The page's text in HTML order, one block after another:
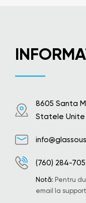
8605 Santa
Statele Unite
(760) 284-
Notă: Pentru
email la